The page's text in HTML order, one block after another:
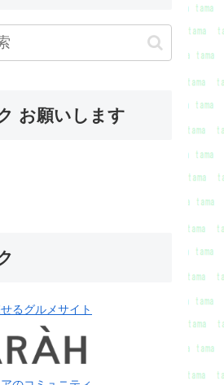
お願いします
るグルメサイト